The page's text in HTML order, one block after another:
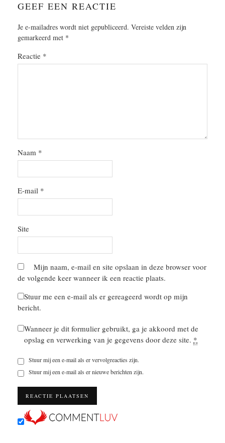
GEEF EEN REACTIE
Je e-mailadres wordt niet gepubliceerd. Vereiste velden zijn
gemarkeerd met *
Reactie *
Naam *
E-mail *
Site
Mijn naam, e-mail en site opslaan in deze browser voor
de volgende keer wanneer ik een reactie plaats.
Stuur me een e-mail als er gereageerd wordt op mijn
bericht.
Wanneer je dit formulier gebruikt, ga je akkoord met de
opslag en verwerking van je gegevens door deze site. *
Stuur mij een e-mail als er vervolgreacties zijn.
Stuur mij een e-mail als er nieuwe berichten zijn.